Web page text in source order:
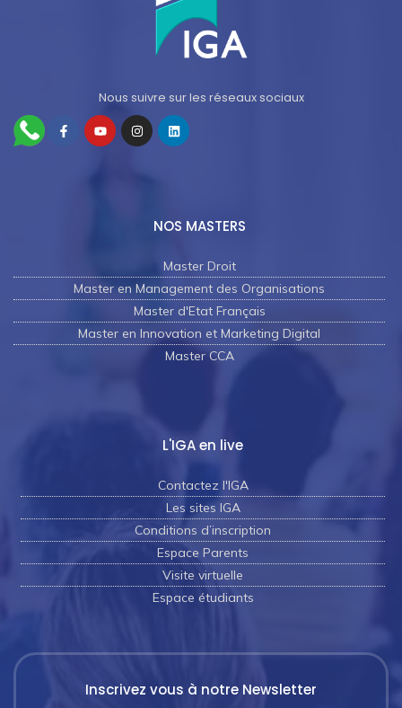
Nous suivre sur les réseaux sociaux
NOS MASTERS
Master Droit
Master en Management des Organisations
Master d'Etat Français
Master en Innovation et Marketing Digital
Master CCA
L'IGA en live
Contactez l'IGA
Les sites IGA
Conditions d’inscription
Espace Parents
Visite virtuelle
Espace étudiants
Inscrivez vous à notre Newsletter